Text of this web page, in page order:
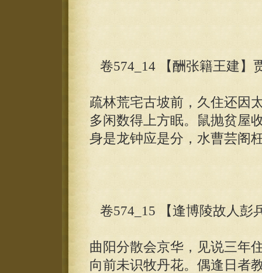
卷574_14 【酬张籍王建】
疏林荒宅古坡前，久住还因
多闲数得上方眠。鼠抛贫屋
身是龙钟应是分，水曹芸阁
卷574_15 【逢博陵故人彭
曲阳分散会京华，见说三年
向前未识牧丹花。偶逢日者